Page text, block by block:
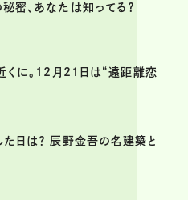
密、あなたは知ってる？
くに。12月21日は“遠距離恋
日は？ 辰野金吾の名建築と